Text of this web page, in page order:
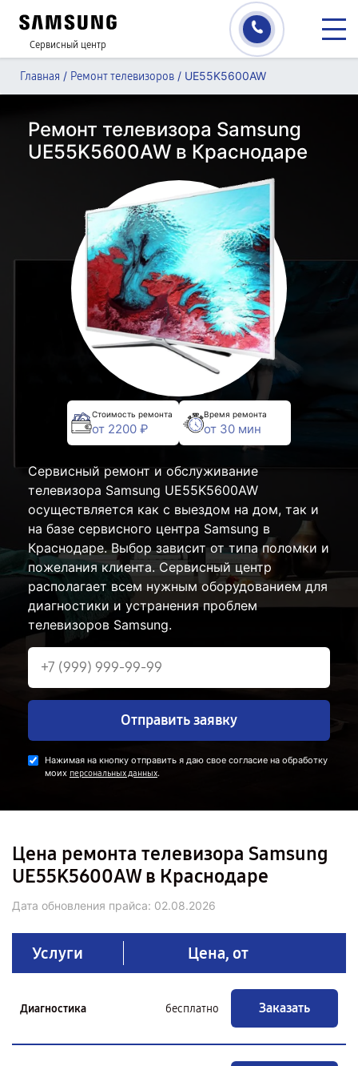
Сервисный центр
Главная / Ремонт телевизоров / UE55K5600AW
Ремонт телевизора Samsung
UE55K5600AW в Краснодаре
Стоимость ремонта
от 2200 ₽
Время ремонта
от 30 мин
Сервисный ремонт и обслуживание
телевизора Samsung UE55K5600AW
осуществляется как с выездом на дом, так и
на базе сервисного центра Samsung в
Краснодаре. Выбор зависит от типа поломки и
пожелания клиента. Сервисный центр
располагает всем нужным оборудованием для
диагностики и устранения проблем
телевизоров Samsung.
Отправить заявку
Нажимая на кнопку отправить я даю свое согласие на обработку
моих персональных данных.
Цена ремонта телевизора Samsung
UE55K5600AW в Краснодаре
Дата обновления прайса: 02.08.2026
Услуги Цена, от
Диагностика бесплатно Заказать